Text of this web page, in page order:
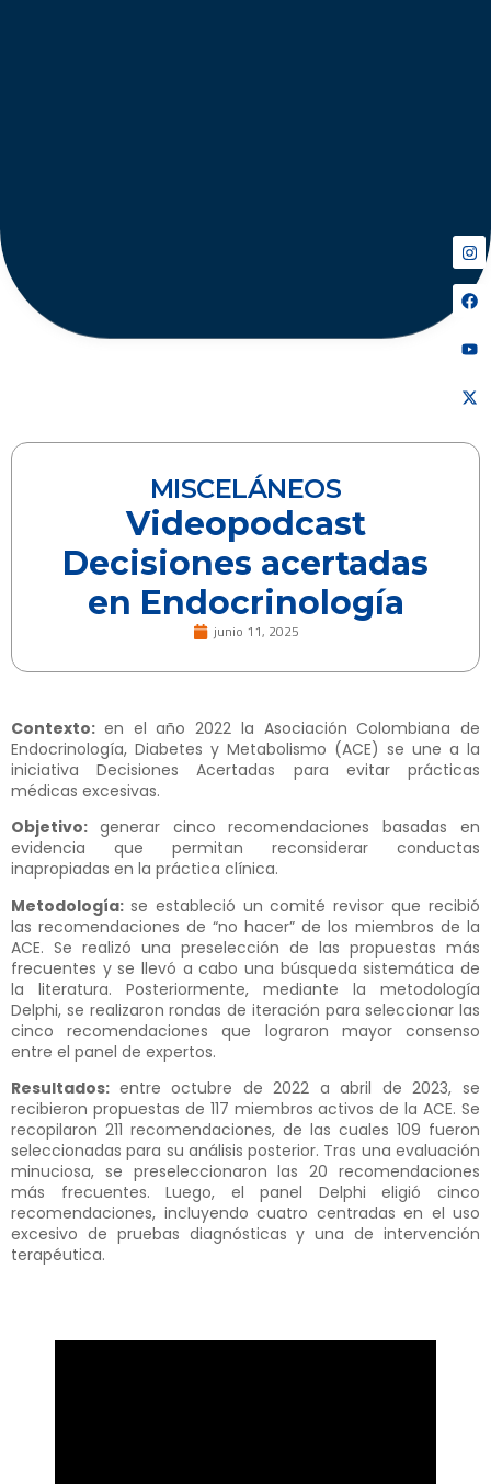
MISCELÁNEOS
Videopodcast
Decisiones acertadas
en Endocrinología
junio 11, 2025
Contexto: en el año 2022 la Asociación Colombiana de
Endocrinología, Diabetes y Metabolismo (ACE) se une a la
iniciativa Decisiones Acertadas para evitar prácticas
médicas excesivas.
Objetivo: generar cinco recomendaciones basadas en
evidencia que permitan reconsiderar conductas
inapropiadas en la práctica clínica.
Metodología: se estableció un comité revisor que recibió
las recomendaciones de “no hacer” de los miembros de la
ACE. Se realizó una preselección de las propuestas más
frecuentes y se llevó a cabo una búsqueda sistemática de
la literatura. Posteriormente, mediante la metodología
Delphi, se realizaron rondas de iteración para seleccionar las
cinco recomendaciones que lograron mayor consenso
entre el panel de expertos.
Resultados: entre octubre de 2022 a abril de 2023, se
recibieron propuestas de 117 miembros activos de la ACE. Se
recopilaron 211 recomendaciones, de las cuales 109 fueron
seleccionadas para su análisis posterior. Tras una evaluación
minuciosa, se preseleccionaron las 20 recomendaciones
más frecuentes. Luego, el panel Delphi eligió cinco
recomendaciones, incluyendo cuatro centradas en el uso
excesivo de pruebas diagnósticas y una de intervención
terapéutica.